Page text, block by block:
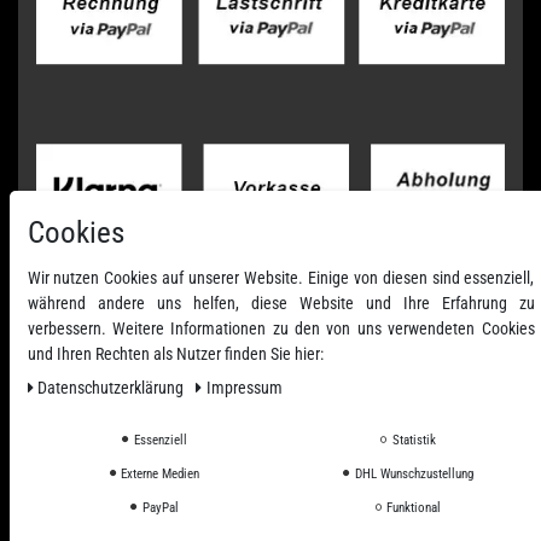
Cookies
Wir nutzen Cookies auf unserer Website. Einige von diesen sind essenziell,
während andere uns helfen, diese Website und Ihre Erfahrung zu
verbessern. Weitere Informationen zu den von uns verwendeten Cookies
und Ihren Rechten als Nutzer finden Sie hier:
Daten­schutz­erklärung
Impressum
Essenziell Statistik
Externe Medien DHL Wunschzustellung
PayPal Funktional